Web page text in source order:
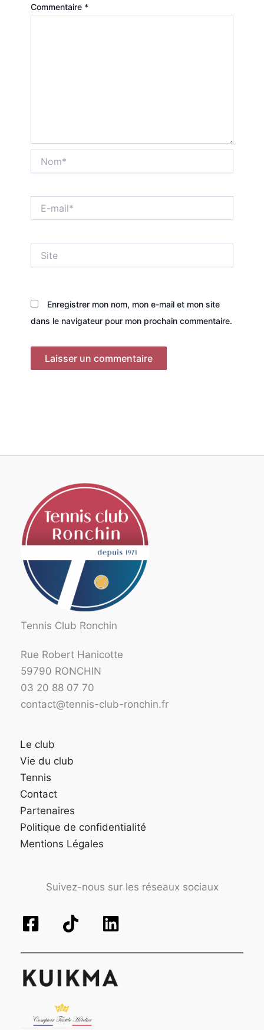
Commentaire *
mail*
Enregistrer mon nom, mon e-mail et mon site
dans le navigateur pour mon prochain commentaire.
Tennis Club Ronchin
Rue Robert Hanicotte
59790 RONCHIN
03 20 88 07 70
contact@tennis-club-ronchin.fr
Le club
Vie du club
Tennis
Contact
Partenaires
Politique de confidentialité
Mentions Légales
Suivez-nous sur les réseaux sociaux